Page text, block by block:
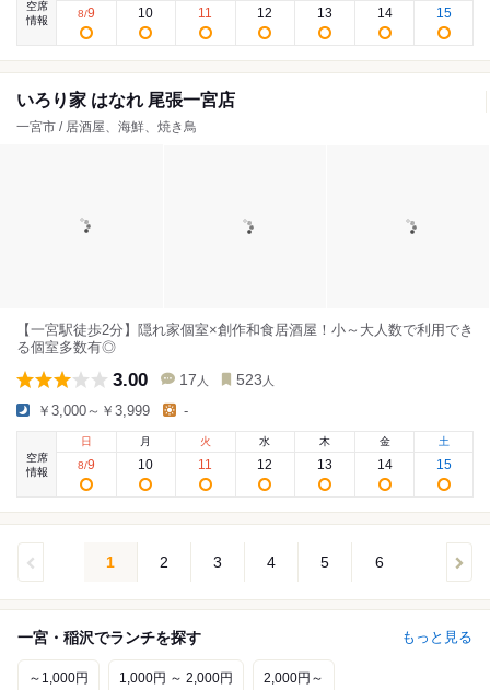
空席
情報
8/9 10 11 12 13 14 15
いろり家 はなれ 尾張一宮店
一宮市 / 居酒屋、海鮮、焼き鳥
【一宮駅徒歩2分】隠れ家個室×創作和食居酒屋！小～大人数で利用でき
る個室多数有◎
3.00 17 人 523 人
￥3,000～￥3,999 -
空席
情報
日
8/9
月
10
火
11
水
12
木
13
金
14
土
15
1 2 3 4 5 6
一宮・稲沢でランチを探す もっと見る
～1,000円 1,000円 ～ 2,000円 2,000円～